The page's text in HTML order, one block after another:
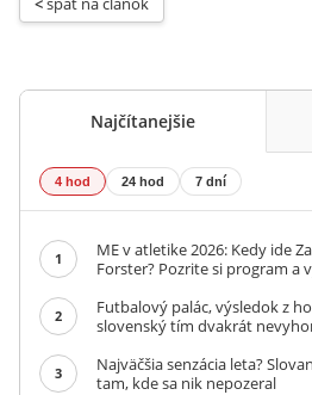
Najčítanejšie
4 hod 24 hod 7 dní
1
ME v atletike 2026: Kedy ide
Forster? Pozrite si program a
2
Futbalový palác, výsledok z
slovenský tím dvakrát
3
Najväčšia senzácia leta?
tam, kde sa nik nepozeral